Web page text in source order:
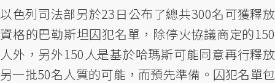
以色列司法部另於23日公布了總共300名可獲釋放
資格的巴勒斯坦囚犯名單，除停火協議商定的150
人外，另外150人是基於哈瑪斯可能同意再行釋放
另一批50名人質的可能，而預先準備。囚犯名單包